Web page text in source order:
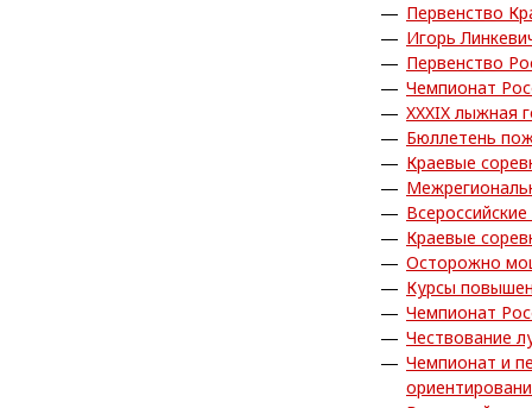
Первенство
Игорь
Первенство
Чемпионат
XXXIX лыжная
Бюллетень
Краевые
Краевые
Осторожно
Курсы
Чемпионат
Чествование
Чемпионат и